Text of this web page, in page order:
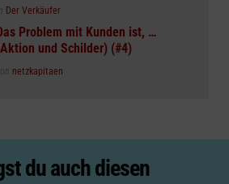
Der Verkäufer
Problem mit Kunden ist, …
und Schilder) (#4)
netzkapitaen
du auch diesen